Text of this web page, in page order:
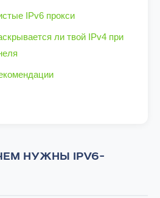
IPv6 прокси
ли твой IPv4 при
НУЖНЫ IPV6-